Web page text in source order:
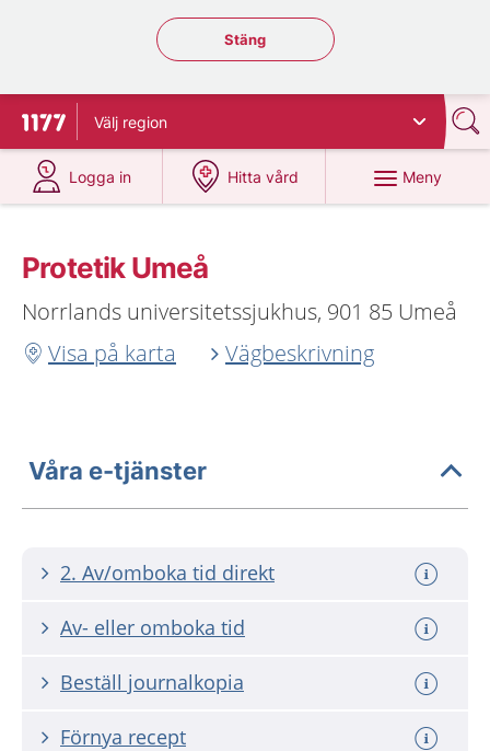
Stäng regionsväljaren
Stäng
Till startsidan för 1177
Välj region
Logga in
på 1177.se
Hitta vård
på 1177.se
Meny
Protetik Umeå
Norrlands universitetssjukhus, 901 85 Umeå
Visa på karta
Vägbeskrivning
Våra e-tjänster
2. Av/omboka tid direkt
Av- eller omboka tid
Beställ journalkopia
Förnya recept